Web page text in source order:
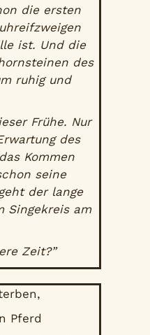
die ersten
ist. Und die
des
ruhig und
Frühe. Nur
des
Kommen
seine
der lange
Singekreis am
Zeit?”
Pferd